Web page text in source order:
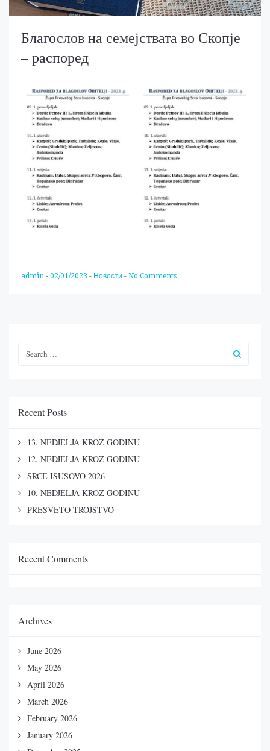
Благослов на семејствата во Скопје
– распоред
admin - 02/01/2023 - Новости - No Comments
Recent Posts
13. NEDJELJA KROZ GODINU
12. NEDJELJA KROZ GODINU
SRCE ISUSOVO 2026
10. NEDJELJA KROZ GODINU
PRESVETO TROJSTVO
Recent Comments
Archives
June 2026
May 2026
April 2026
March 2026
February 2026
January 2026